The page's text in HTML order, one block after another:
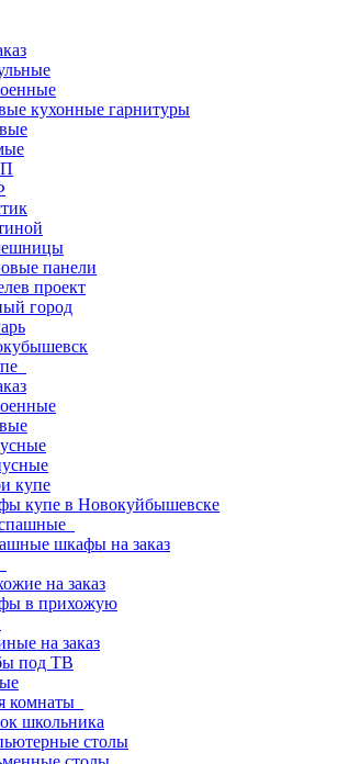
кухонные гарнитуры
панели
проект
город
купе
купе в Новокуйбышевске
шкафы на заказ
на заказ
в прихожую
на заказ
под ТВ
комнаты
школьника
столы